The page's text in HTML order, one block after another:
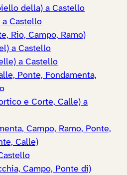
della) a Castello
a Castello
Rio, Campo, Ramo)
a Castello
a Castello
Ponte, Fondamenta,
e Corte, Calle) a
Campo, Ramo, Ponte,
Calle)
Campo, Ponte di)